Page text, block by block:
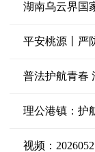
湖南乌云界国
平安桃源丨严
普法护航青春
理公港镇：护
视频：